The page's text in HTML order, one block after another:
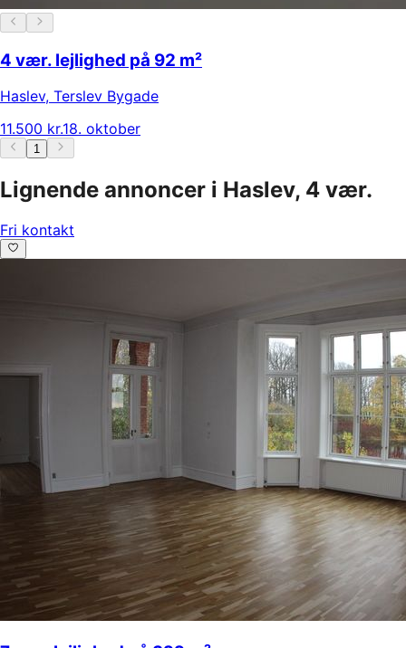
4 vær. lejlighed på 92 m²
Haslev, Terslev Bygade
11.500 kr.18. oktober
1
Lignende annoncer i Haslev, 4 vær.
Fri kontakt